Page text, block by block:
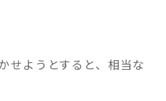
せようとすると、相当な